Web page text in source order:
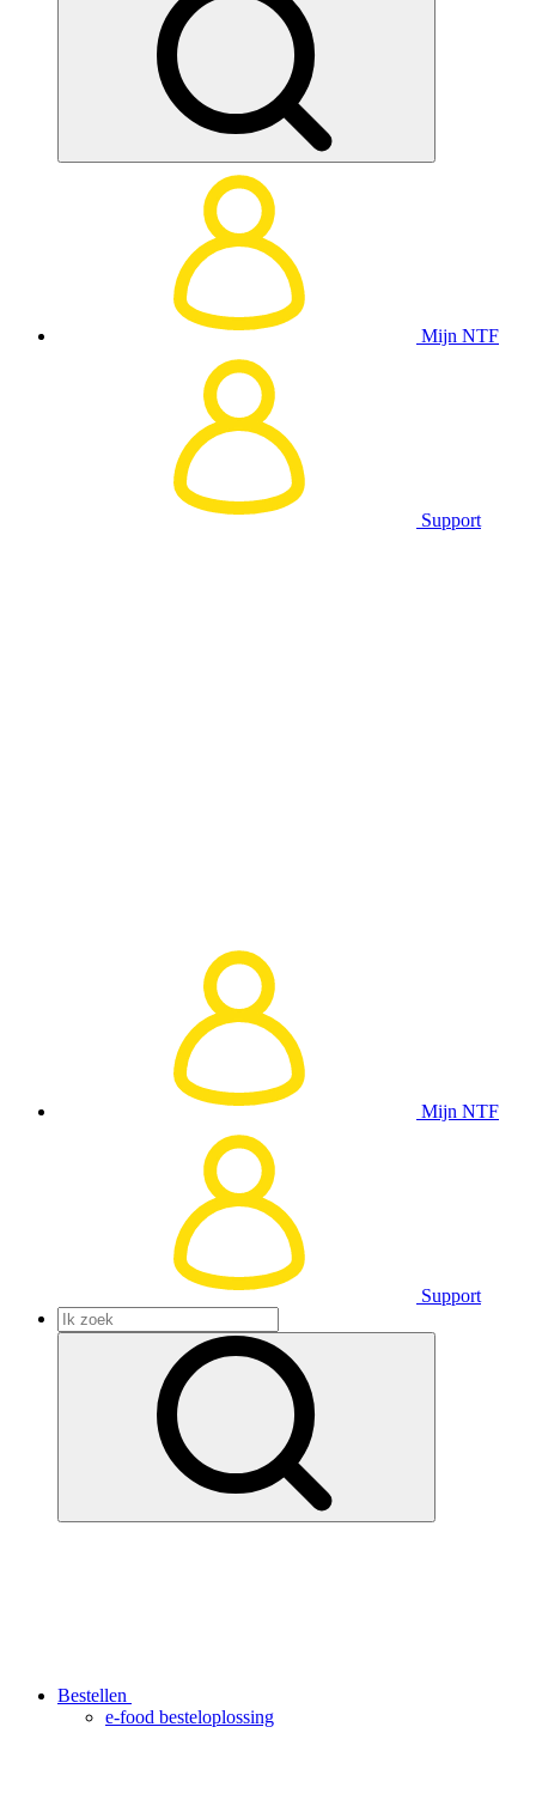
Mijn NTF
Support
Mijn NTF
Support
Bestellen
e-food besteloplossing